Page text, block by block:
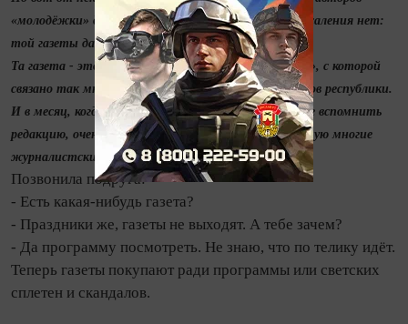
«молодёжки» довелось услышать, что никакого сожаления нет:
той газеты давно уже не стало.
Та газета - это прежде всего «Комсомолец Татарии», с которой
связано так много радостного у многих журналистов республики.
И в месяц, когда празднуется День печати, нельзя не вспомнить
редакцию, очень любившую свою газету и взрастившую многие
журналистские таланты.
Позвонила подруга:
- Есть какая-нибудь газета?
- Праздники же, газеты не выходят. А тебе зачем?
- Да программу посмотреть. Не знаю, что по телику идёт.
Теперь газеты покупают ради программы или светских
сплетен и скандалов.